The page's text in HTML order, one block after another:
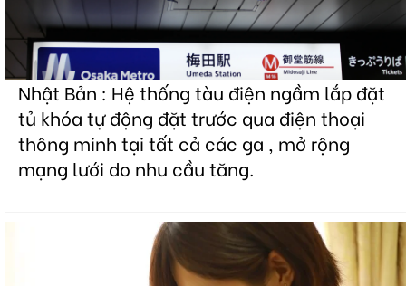
Nhật Bản : Hệ thống tàu điện ngầm lắp đặt
tủ khóa tự động đặt trước qua điện thoại
thông minh tại tất cả các ga , mở rộng
mạng lưới do nhu cầu tăng.